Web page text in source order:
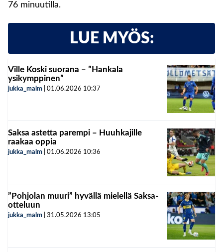
76 minuutilla.
LUE MYÖS:
Ville Koski suorana – ”Hankala
ysikymppinen”
jukka_malm 01.06.2026 10:37
Saksa astetta parempi – Huuhkajille
raakaa oppia
jukka_malm 01.06.2026 10:36
”Pohjolan muuri” hyvällä mielellä Saksa-
otteluun
jukka_malm 31.05.2026 13:05